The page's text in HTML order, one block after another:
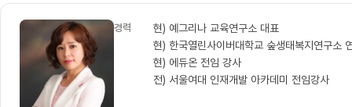
경력
현) 예그리나 교육연구소 대표
현) 한국열린사이버대학교 숲생태복지연구소
현) 에듀온 전임 강사
전) 서울여대 인재개발 아카데미 전임강사